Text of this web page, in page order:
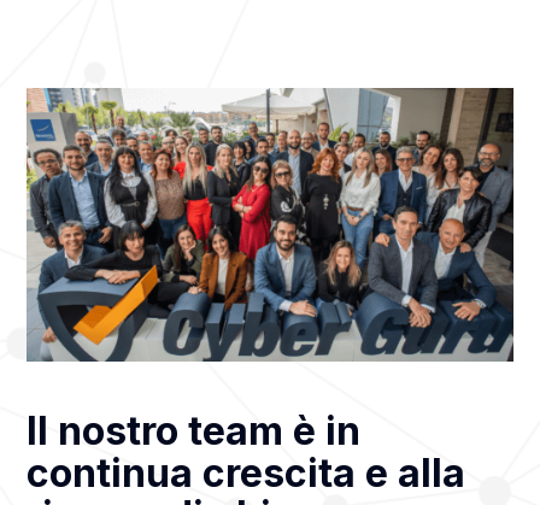
Il nostro team è in
continua crescita e alla